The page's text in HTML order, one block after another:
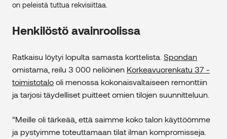
on peleistä tuttua rekvisiittaa.
Henkilöstö avainroolissa
Ratkaisu löytyi lopulta samasta korttelista. Spondan
omistama, reilu 3 000 neliöinen Korkeavuorenkatu 37 -
toimistotalo oli menossa kokonaisvaltaiseen remonttiin
ja tarjosi täydelliset puitteet omien tilojen suunnitteluun.
”Meille oli tärkeää, että saimme koko talon käyttöömme
ja pystyimme toteuttamaan tilat ilman kompromisseja.